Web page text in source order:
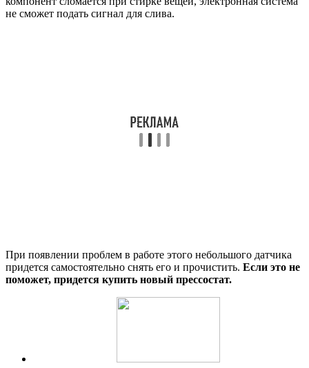
не сможет подать сигнал для слива.
При появлении проблем в работе этого небольшого датчика
придется самостоятельно снять его и прочистить. Если это не
поможет, придется купить новый прессостат.